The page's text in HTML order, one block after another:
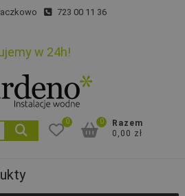
723 00 11 36
w 24h!
Szukaj:
0
Razem
0,00 zł
0